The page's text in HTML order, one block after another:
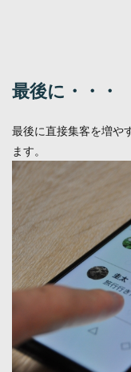
最後に・・・
最後に直接集客を増や
ます。